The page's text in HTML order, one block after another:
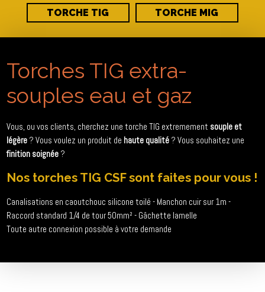
TORCHE TIG TORCHE MIG
Torches TIG extra-
souples eau et gaz
Vous, ou vos clients, cherchez une torche TIG extremement souple et
légère ? Vous voulez un produit de haute qualité ? Vous souhaitez une
finition soignée ?
Nos torches TIG CSF sont faites pour vous !
Canalisations en caoutchouc silicone toilé - Manchon cuir sur 1m -
Raccord standard 1/4 de tour 50mm² - Gâchette lamelle
Toute autre connexion possible à votre demande